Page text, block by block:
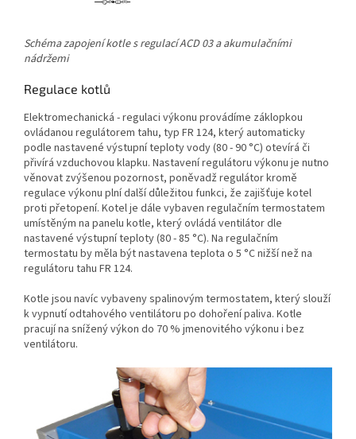
Schéma zapojení kotle s regulací ACD 03 a akumulačními
nádržemi
Regulace kotlů
Elektromechanická - regulaci výkonu provádíme záklopkou
ovládanou regulátorem tahu, typ FR 124, který automaticky
podle nastavené výstupní teploty vody (80 - 90 °C) otevírá či
přivírá vzduchovou klapku. Nastavení regulátoru výkonu je nutno
věnovat zvýšenou pozornost, poněvadž regulátor kromě
regulace výkonu plní další důležitou funkci, že zajišťuje kotel
proti přetopení. Kotel je dále vybaven regulačním termostatem
umístěným na panelu kotle, který ovládá ventilátor dle
nastavené výstupní teploty (80 - 85 °C). Na regulačním
termostatu by měla být nastavena teplota o 5 °C nižší než na
regulátoru tahu FR 124.
Kotle jsou navíc vybaveny spalinovým termostatem, který slouží
k vypnutí odtahového ventilátoru po dohoření paliva. Kotle
pracují na snížený výkon do 70 % jmenovitého výkonu i bez
ventilátoru.